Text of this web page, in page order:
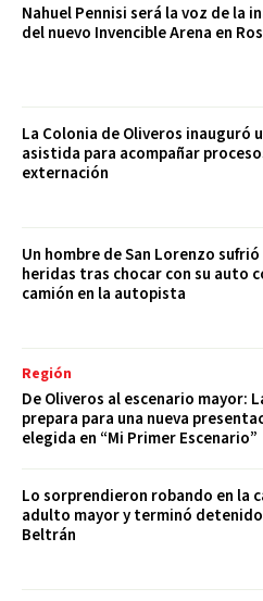
Nahuel Pennisi será la voz de la
del nuevo Invencible Arena en
La Colonia de Oliveros inauguró
asistida para acompañar
externación
Un hombre de San Lorenzo
heridas tras chocar con su auto
camión en la autopista
Región
De Oliveros al escenario mayor:
prepara para una nueva
elegida en “Mi Primer Escenario”
Lo sorprendieron robando en la
adulto mayor y terminó detenido
Beltrán